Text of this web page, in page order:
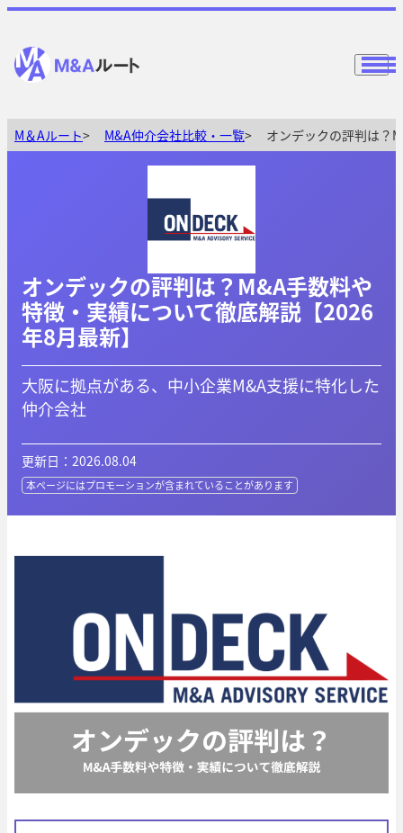
M＆Aルート M&A仲介会社比較・一覧 オンデックの評判は？
オンデックの評判は？M&A手数料や
特徴・実績について徹底解説【2026
年8月最新】
大阪に拠点がある、中小企業M&A支援に特化した
仲介会社
更新日：2026.08.04
本ページにはプロモーションが含まれていることがあります